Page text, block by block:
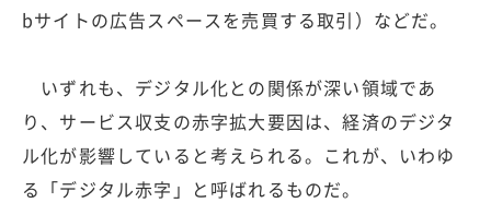
bサイトの広告スペースを売買する取引）などだ。
いずれも、デジタル化との関係が深い領域であ
り、サービス収支の赤字拡大要因は、経済のデジタ
ル化が影響していると考えられる。これが、いわゆ
る「デジタル赤字」と呼ばれるものだ。